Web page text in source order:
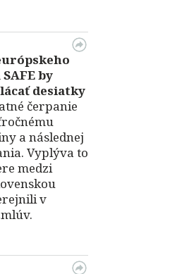
by
desiatky
čerpanie
a následnej
Vyplýva to
medzi
v